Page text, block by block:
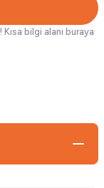
bilgi alanı buraya